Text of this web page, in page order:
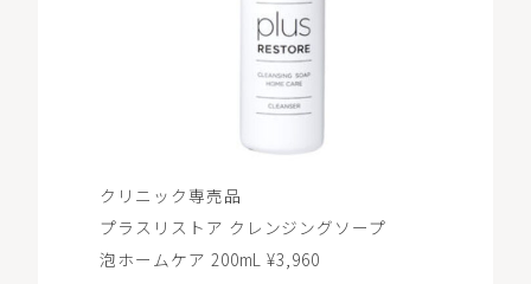
クリニック専売品
プラスリストア クレンジングソープ
泡ホームケア 200mL ¥3,960